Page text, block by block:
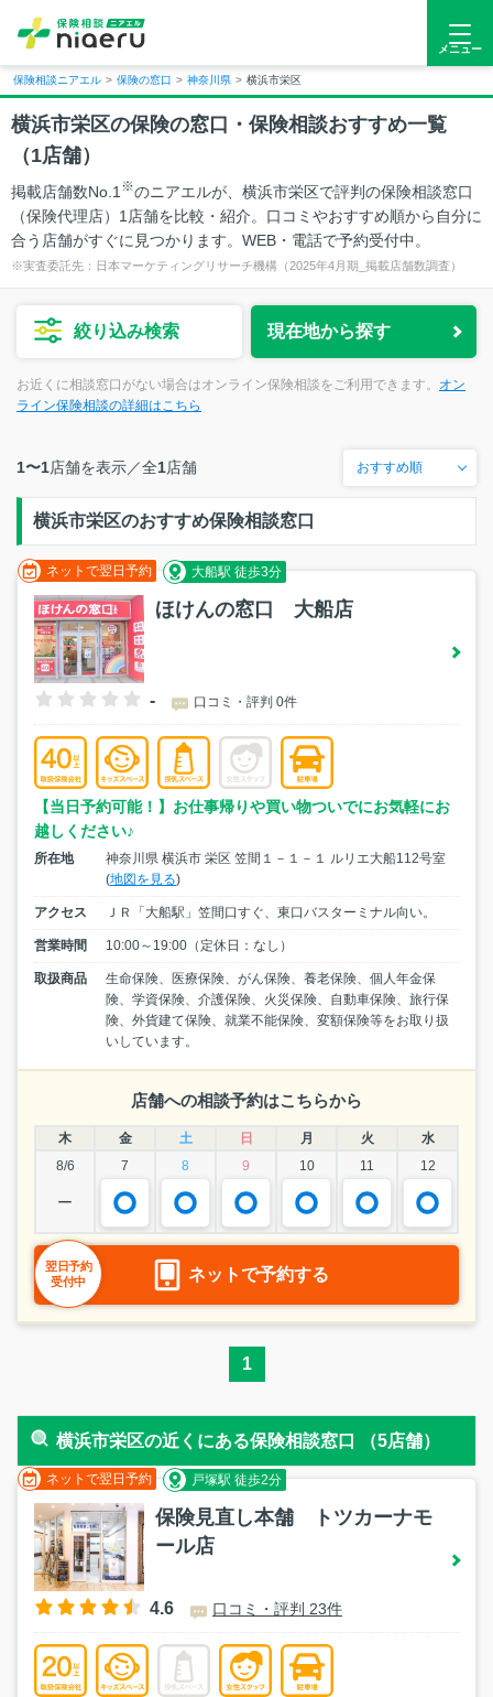
メニュー
保険相談ニアエル > 保険の窓口 > 神奈川県 > 横浜市栄区
横浜市栄区の保険の窓口・保険相談おすすめ一覧
（1店舗）
掲載店舗数No.1 ※のニアエルが、横浜市栄区で評判の保険相談窓口
（保険代理店）1店舗を比較・紹介。口コミやおすすめ順から自分に
合う店舗がすぐに見つかります。WEB・電話で予約受付中。
※実査委託先：日本マーケティングリサーチ機構（2025年4月期_掲載店舗数調査）
絞り込み検索 現在地から探す
お近くに相談窓口がない場合はオンライン保険相談をご利用できます。 オン
ライン保険相談の詳細はこちら
1〜1店舗を表示／全1店舗
横浜市栄区のおすすめ保険相談窓口
ネットで翌日予約 大船駅 徒歩3分
ほけんの窓口 大船店
- 口コミ・評判 0件
【当日予約可能！】お仕事帰りや買い物ついでにお気軽にお
越しください♪
所在地
神奈川県 横浜市 栄区 笠間１－１－１ ルリエ大船112号室
(地図を見る)
アクセス ＪＲ「大船駅」笠間口すぐ、東口バスターミナル向い。
営業時間 10:00～19:00（定休日：なし）
取扱商品
生命保険、医療保険、がん保険、養老保険、個人年金保
険、学資保険、介護保険、火災保険、自動車保険、旅行保
険、外貨建て保険、就業不能保険、変額保険等をお取り扱
いしています。
店舗への相談予約はこちらから
木 金 土 日 月 火
水
8/6
7 8 9 10 11 12
ー
ネットで予約する
翌日予約
受付中
1
横浜市栄区の近くにある保険相談窓口 （5店舗）
ネットで翌日予約 戸塚駅 徒歩2分
保険見直し本舗 トツカーナモ
ール店
4.6 口コミ・評判 23件